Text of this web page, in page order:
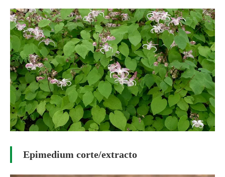
Epimedium corte/extracto